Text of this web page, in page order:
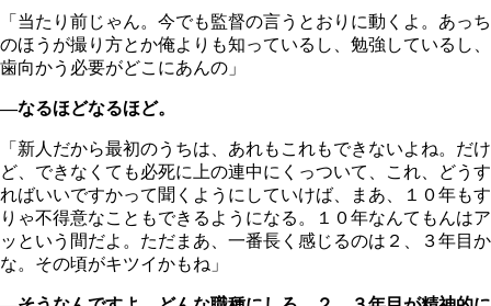
「当たり前じゃん。今でも監督の言うとおりに動くよ。あっち
のほうが撮り方とか俺よりも知っているし、勉強しているし、
歯向かう必要がどこにあんの」
―なるほどなるほど。
「新人だから最初のうちは、あれもこれもできないよね。だけ
ど、できなくても必死に上の連中にくっついて、これ、どうす
ればいいですかって聞くようにしていけば、まあ、１０年もす
りゃ不得意なこともできるようになる。１０年なんてもんはア
ッという間だよ。ただまあ、一番長く感じるのは２、３年目か
な。その頃がキツイかもね」